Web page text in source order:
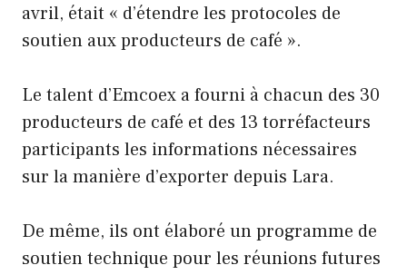
avril, était « d’étendre les protocoles de
soutien aux producteurs de café ».
Le talent d’Emcoex a fourni à chacun des 30
producteurs de café et des 13 torréfacteurs
participants les informations nécessaires
sur la manière d’exporter depuis Lara.
De même, ils ont élaboré un programme de
soutien technique pour les réunions futures